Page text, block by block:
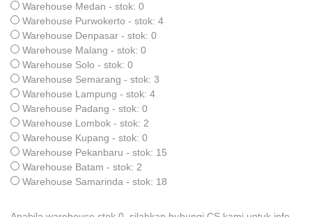
Warehouse Medan - stok: 0
Warehouse Purwokerto - stok: 4
Warehouse Denpasar - stok: 0
Warehouse Malang - stok: 0
Warehouse Solo - stok: 0
Warehouse Semarang - stok: 3
Warehouse Lampung - stok: 4
Warehouse Padang - stok: 0
Warehouse Lombok - stok: 2
Warehouse Kupang - stok: 0
Warehouse Pekanbaru - stok: 15
Warehouse Batam - stok: 2
Warehouse Samarinda - stok: 18